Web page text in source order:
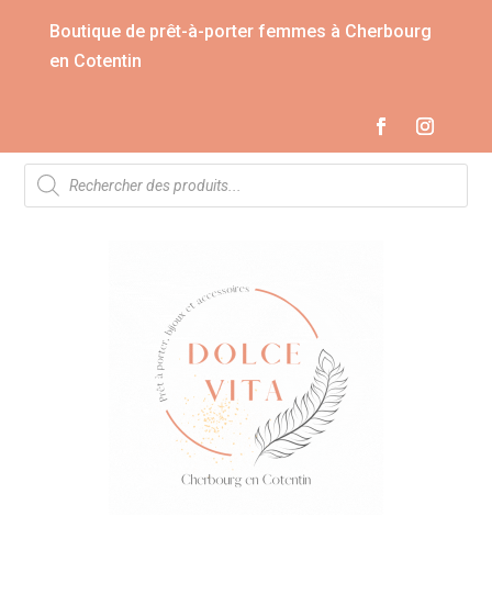
Boutique de prêt-à-porter femmes à Cherbourg
en Cotentin
Recherche
de
produits